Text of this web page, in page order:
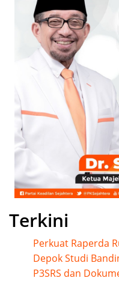
Terkini
Perkuat Raperda
Depok Studi
P3SRS dan